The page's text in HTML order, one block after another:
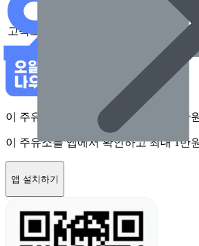
고속도로
이 주유소를 앱에서 확인하고 최대 1만
이 주유소를 앱에서 확인하고 최대 1만
앱 설치하기